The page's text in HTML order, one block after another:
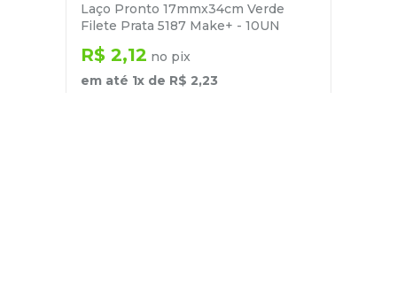
Laço Pronto 17mmx34cm Verde
Filete Prata 5187 Make+ - 10UN
R$ 2,12 no pix
em até 1x de R$ 2,23